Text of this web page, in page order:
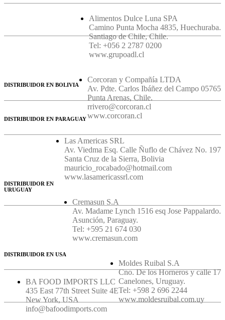
Alimentos Dulce Luna SPA
Camino Punta Mocha 4835, Huechuraba.
Santiago de Chile, Chile.
Tel: +056 2 2787 0200
www.grupoadl.cl
Corcoran y Compañía LTDA
Av. Pdte. Carlos Ibáñez del Campo 05765
Punta Arenas, Chile.
rrivero@corcoran.cl
www.corcoran.cl
DISTRIBUIDOR EN BOLIVIA
Las Americas SRL
Av. Viedma Esq. Calle Ñuflo de Chávez No. 197
Santa Cruz de la Sierra, Bolivia
mauricio_rocabado@hotmail.com
www.lasamericassrl.com
DISTRIBUIDOR EN PARAGUAY
Cremasun S.A
Av. Madame Lynch 1516 esq Jose Pappalardo.
Asunción, Paraguay.
Tel: +595 21 674 030
www.cremasun.com
DISTRIBUIDOR EN
URUGUAY
Moldes Ruibal S.A
Cno. De los Horneros y calle 17
Canelones, Uruguay.
Tel: +598 2 696 2244
www.moldesruibal.com.uy
DISTRIBUIDOR EN USA
BA FOOD IMPORTS LLC
435 East 77th Street Suite 4E
New York, USA
info@bafoodimports.com